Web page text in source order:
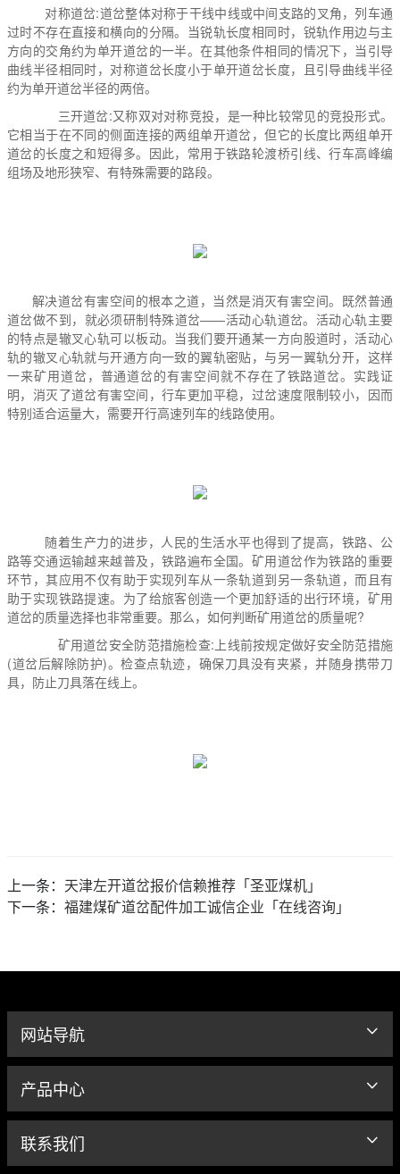
对称道岔:道岔整体对称于干线中线或中间支路的叉角，列车通
过时不存在直接和横向的分隔。当锐轨长度相同时，锐轨作用边与主
方向的交角约为单开道岔的一半。在其他条件相同的情况下，当引导
曲线半径相同时，对称道岔长度小于单开道岔长度，且引导曲线半径
约为单开道岔半径的两倍。
三开道岔:又称双对对称竞投，是一种比较常见的竞投形式。
它相当于在不同的侧面连接的两组单开道岔，但它的长度比两组单开
道岔的长度之和短得多。因此，常用于铁路轮渡桥引线、行车高峰编
组场及地形狭窄、有特殊需要的路段。
解决道岔有害空间的根本之道，当然是消灭有害空间。既然普通
道岔做不到，就必须研制特殊道岔——活动心轨道岔。活动心轨主要
的特点是辙叉心轨可以板动。当我们要开通某一方向股道时，活动心
轨的辙叉心轨就与开通方向一致的翼轨密贴，与另一翼轨分开，这样
一来矿用道岔，普通道岔的有害空间就不存在了铁路道岔。实践证
明，消灭了道岔有害空间，行车更加平稳，过岔速度限制较小，因而
特别适合运量大，需要开行高速列车的线路使用。
随着生产力的进步，人民的生活水平也得到了提高，铁路、公
路等交通运输越来越普及，铁路遍布全国。矿用道岔作为铁路的重要
环节，其应用不仅有助于实现列车从一条轨道到另一条轨道，而且有
助于实现铁路提速。为了给旅客创造一个更加舒适的出行环境，矿用
道岔的质量选择也非常重要。那么，如何判断矿用道岔的质量呢?
矿用道岔安全防范措施检查:上线前按规定做好安全防范措施
(道岔后解除防护)。检查点轨迹，确保刀具没有夹紧，并随身携带刀
具，防止刀具落在线上。
上一条： 天津左开道岔报价信赖推荐「圣亚煤机」
下一条： 福建煤矿道岔配件加工诚信企业「在线咨询」
网站导航
产品中心
联系我们